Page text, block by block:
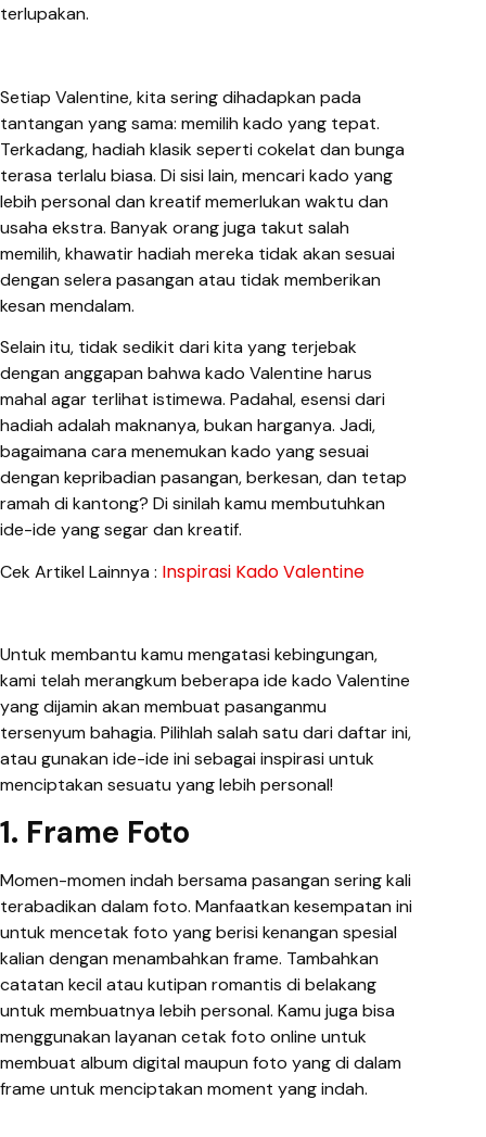
terlupakan.
Setiap Valentine, kita sering dihadapkan pada
tantangan yang sama: memilih kado yang tepat.
Terkadang, hadiah klasik seperti cokelat dan bunga
terasa terlalu biasa. Di sisi lain, mencari kado yang
lebih personal dan kreatif memerlukan waktu dan
usaha ekstra. Banyak orang juga takut salah
memilih, khawatir hadiah mereka tidak akan sesuai
dengan selera pasangan atau tidak memberikan
kesan mendalam.
Selain itu, tidak sedikit dari kita yang terjebak
dengan anggapan bahwa kado Valentine harus
mahal agar terlihat istimewa. Padahal, esensi dari
hadiah adalah maknanya, bukan harganya. Jadi,
bagaimana cara menemukan kado yang sesuai
dengan kepribadian pasangan, berkesan, dan tetap
ramah di kantong? Di sinilah kamu membutuhkan
ide-ide yang segar dan kreatif.
Cek Artikel Lainnya : Inspirasi Kado Valentine
Untuk membantu kamu mengatasi kebingungan,
kami telah merangkum beberapa ide kado Valentine
yang dijamin akan membuat pasanganmu
tersenyum bahagia. Pilihlah salah satu dari daftar ini,
atau gunakan ide-ide ini sebagai inspirasi untuk
menciptakan sesuatu yang lebih personal!
1. Frame Foto
Momen-momen indah bersama pasangan sering kali
terabadikan dalam foto. Manfaatkan kesempatan ini
untuk mencetak foto yang berisi kenangan spesial
kalian dengan menambahkan frame. Tambahkan
catatan kecil atau kutipan romantis di belakang
untuk membuatnya lebih personal. Kamu juga bisa
menggunakan layanan cetak foto online untuk
membuat album digital maupun foto yang di dalam
frame untuk menciptakan moment yang indah.